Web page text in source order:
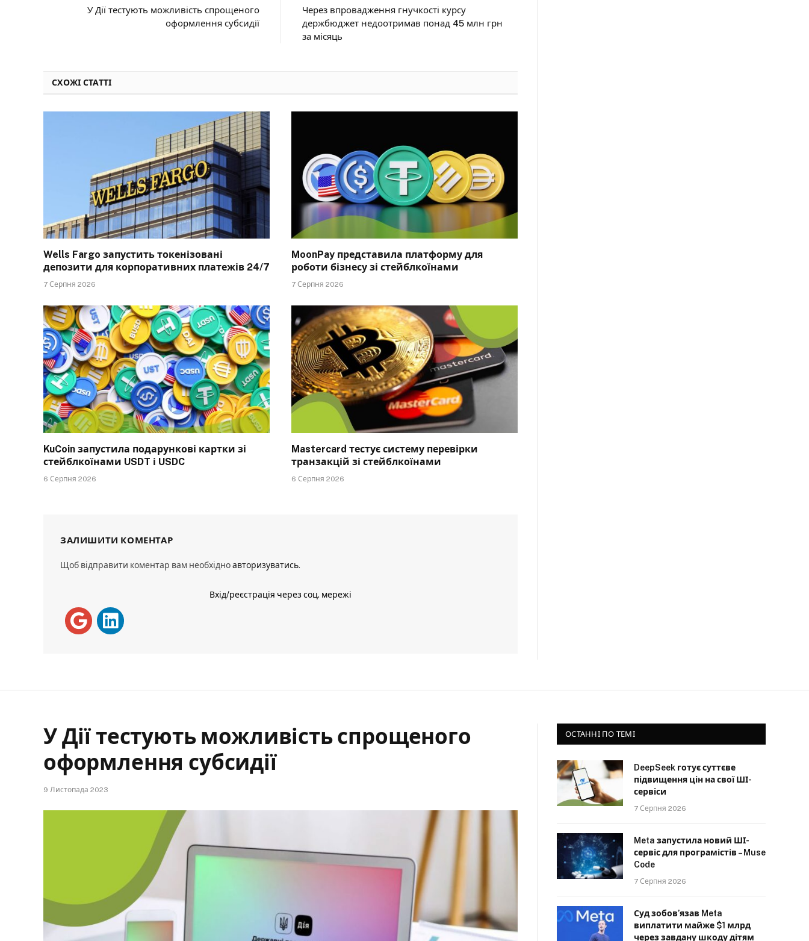
У Дії тестують можливість спрощеного
оформлення субсидії
Через впровадження гнучкості курсу
держбюджет недоотримав понад 45 млн грн
за місяць
СХОЖІ СТАТТІ
Wells Fargo запустить токенізовані
депозити для корпоративних платежів 24/7
7 Серпня 2026
MoonPay представила платформу для
роботи бізнесу зі стейблкоїнами
7 Серпня 2026
KuCoin запустила подарункові картки зі
стейблкоїнами USDT і USDC
6 Серпня 2026
Mastercard тестує систему перевірки
транзакцій зі стейблкоїнами
6 Серпня 2026
ЗАЛИШИТИ КОМЕНТАР
Щоб відправити коментар вам необхідноавторизуватись.
Вхід/реєстрація через соц. мережі
У Дії тестують можливість спрощеного
оформлення субсидії
9 Листопада 2023
ОСТАННІ ПО ТЕМІ
DeepSeek готує суттєве
підвищення цін на свої ШІ-
сервіси
7 Серпня 2026
Meta запустила новий ШІ-
сервіс для програмістів – Muse
Code
7 Серпня 2026
Суд зобов’язав Meta
виплатити майже $1 млрд
через завдану шкоду дітям